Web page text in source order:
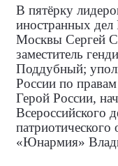
В пятёрку
иностранных
Москвы Сергей
заместитель
Поддубный;
России по
Герой России,
Всероссийского
«Юнармия»